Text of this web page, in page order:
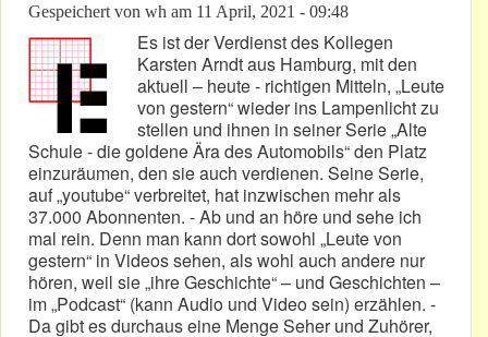
Gespeichert von wh am 11 April, 2021 - 09:48
Es ist der Verdienst des Kollegen
Karsten Arndt aus Hamburg, mit den
aktuell – heute - richtigen Mitteln, „Leute
von gestern“ wieder ins Lampenlicht zu
stellen und ihnen in seiner Serie „Alte
Schule - die goldene Ära des Automobils“ den Platz
einzuräumen, den sie auch verdienen. Seine Serie,
auf „youtube“ verbreitet, hat inzwischen mehr als
37.000 Abonnenten. - Ab und an höre und sehe ich
mal rein. Denn man kann dort sowohl „Leute von
gestern“ in Videos sehen, als wohl auch andere nur
hören, weil sie „ihre Geschichte“ – und Geschichten –
im „Podcast“ (kann Audio und Video sein) erzählen. -
Da gibt es durchaus eine Menge Seher und Zuhörer,